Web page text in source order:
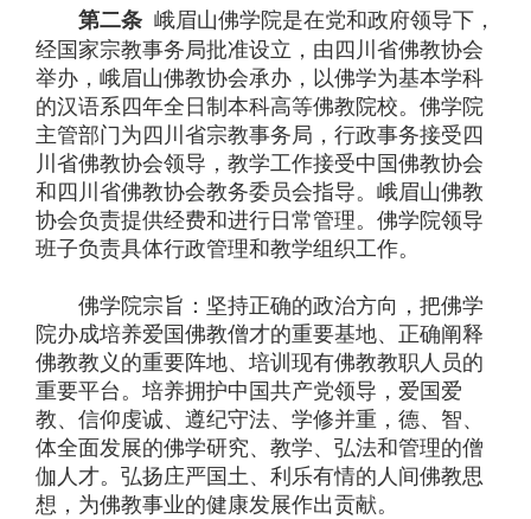
第二条 峨眉山佛学院是在党和政府领导下，
经国家宗教事务局批准设立，由四川省佛教协会
举办，峨眉山佛教协会承办，以佛学为基本学科
的汉语系四年全日制本科高等佛教院校。佛学院
主管部门为四川省宗教事务局，行政事务接受四
川省佛教协会领导，教学工作接受中国佛教协会
和四川省佛教协会教务委员会指导。峨眉山佛教
协会负责提供经费和进行日常管理。佛学院领导
班子负责具体行政管理和教学组织工作。
佛学院宗旨：坚持正确的政治方向，把佛学
院办成培养爱国佛教僧才的重要基地、正确阐释
佛教教义的重要阵地、培训现有佛教教职人员的
重要平台。培养拥护中国共产党领导，爱国爱
教、信仰虔诚、遵纪守法、学修并重，德、智、
体全面发展的佛学研究、教学、弘法和管理的僧
伽人才。弘扬庄严国土、利乐有情的人间佛教思
想，为佛教事业的健康发展作出贡献。